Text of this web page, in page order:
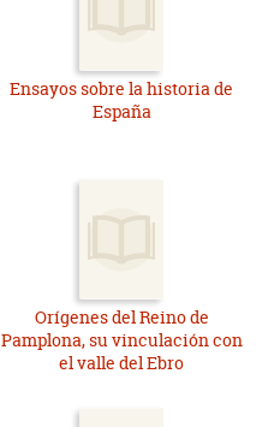
Ensayos sobre la historia de
España
Orígenes del Reino de
Pamplona, su vinculación con
el valle del Ebro